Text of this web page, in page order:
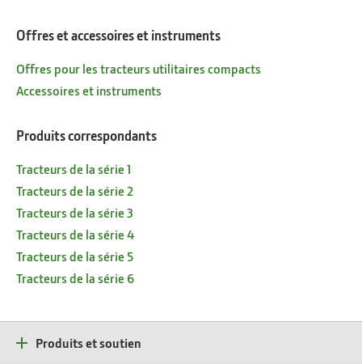
Offres et accessoires et instruments
Offres pour les tracteurs utilitaires compacts
Accessoires et instruments
Produits correspondants
Tracteurs de la série 1
Tracteurs de la série 2
Tracteurs de la série 3
Tracteurs de la série 4
Tracteurs de la série 5
Tracteurs de la série 6
Produits et soutien